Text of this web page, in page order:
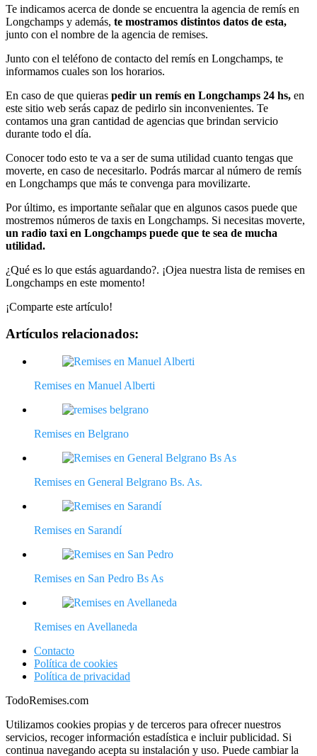
Te indicamos acerca de donde se encuentra la agencia de remís en
Longchamps y además, te mostramos distintos datos de esta,
junto con el nombre de la agencia de remises.
Junto con el teléfono de contacto del remís en Longchamps, te
informamos cuales son los horarios.
En caso de que quieras pedir un remís en Longchamps 24 hs, en
este sitio web serás capaz de pedirlo sin inconvenientes. Te
contamos una gran cantidad de agencias que brindan servicio
durante todo el día.
Conocer todo esto te va a ser de suma utilidad cuanto tengas que
moverte, en caso de necesitarlo. Podrás marcar al número de remís
en Longchamps que más te convenga para movilizarte.
Por último, es importante señalar que en algunos casos puede que
mostremos números de taxis en Longchamps. Si necesitas moverte,
un radio taxi en Longchamps puede que te sea de mucha
utilidad.
¿Qué es lo que estás aguardando?. ¡Ojea nuestra lista de remises en
Longchamps en este momento!
¡Comparte este artículo!
Artículos relacionados:
Remises en Manuel Alberti
Remises en Belgrano
Remises en General Belgrano Bs. As.
Remises en Sarandí
Remises en San Pedro Bs As
Remises en Avellaneda
Contacto
Política de cookies
Política de privacidad
TodoRemises.com
Utilizamos cookies propias y de terceros para ofrecer nuestros
servicios, recoger información estadística e incluir publicidad. Si
continua navegando acepta su instalación y uso. Puede cambiar la